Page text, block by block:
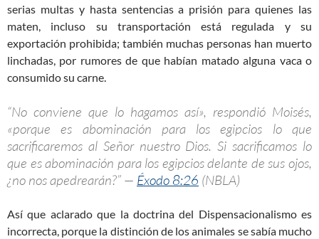
serias multas y hasta sentencias a prisión para quienes las
maten, incluso su transportación está regulada y su
exportación prohibida; también muchas personas han muerto
linchadas, por rumores de que habían matado alguna vaca o
consumido su carne.
“No conviene que lo hagamos así», respondió Moisés,
«porque es abominación para los egipcios lo que
sacrificaremos al Señor nuestro Dios. Si sacrificamos lo
que es abominación para los egipcios delante de sus ojos,
¿no nos apedrearán?” — Éxodo 8:26 (NBLA)
Así que aclarado que la doctrina del Dispensacionalismo es
incorrecta, porque la distinción de los animales se sabía mucho